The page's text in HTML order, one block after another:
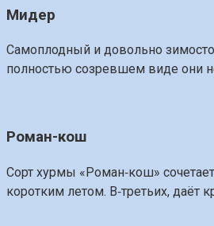
Мидер
Самоплодный и довольно
полностью созревшем виде они
Роман-кош
Сорт хурмы «Роман‑кош»
коротким летом. В‑третьих, даёт